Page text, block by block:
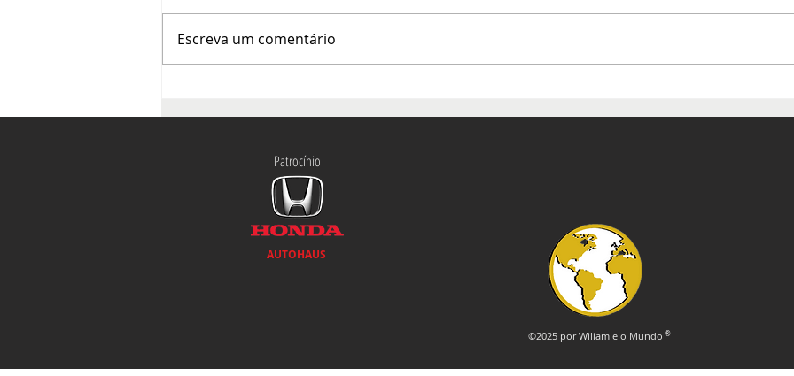
a cena cultural de Brasília
130 anos de amizade entre
Escreva um comentário
Patrocínio
AUTOHAUS
©2025 por Wiliam e o Mundo ®